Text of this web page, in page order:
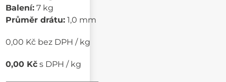
Balení: 7 kg
Průměr drátu: 1,0 mm
0,00 Kč bez DPH / kg
0,00 Kč s DPH / kg